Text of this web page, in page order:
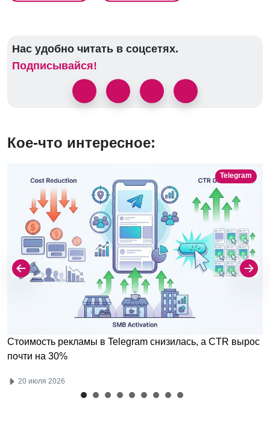
Нас удобно читать в соцсетях.
Подписывайся!
Кое-что интересное:
Telegram
Стоимость рекламы в Telegram снизилась, а CTR вырос
почти на 30%
20 июля 2026